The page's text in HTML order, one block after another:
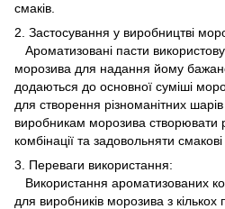
смаків.
2. Застосування у виробництві
Ароматизовані пасти
морозива для надання йому
додаються до основної суміші
для створення різноманітних
виробникам морозива створювати
комбінації та задовольняти
3. Переваги використання:
Використання ароматизованих
для виробників морозива з